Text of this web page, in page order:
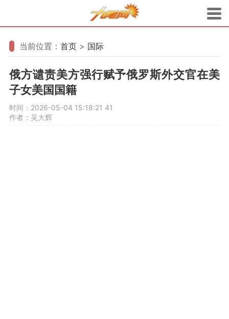
当前位置： 首页 > 国际
俄方谴责美方强行赋予俄罗斯外交官在美
子女美国国籍
时间：2026-05-04 15:18:21 41
作者：吴大辉